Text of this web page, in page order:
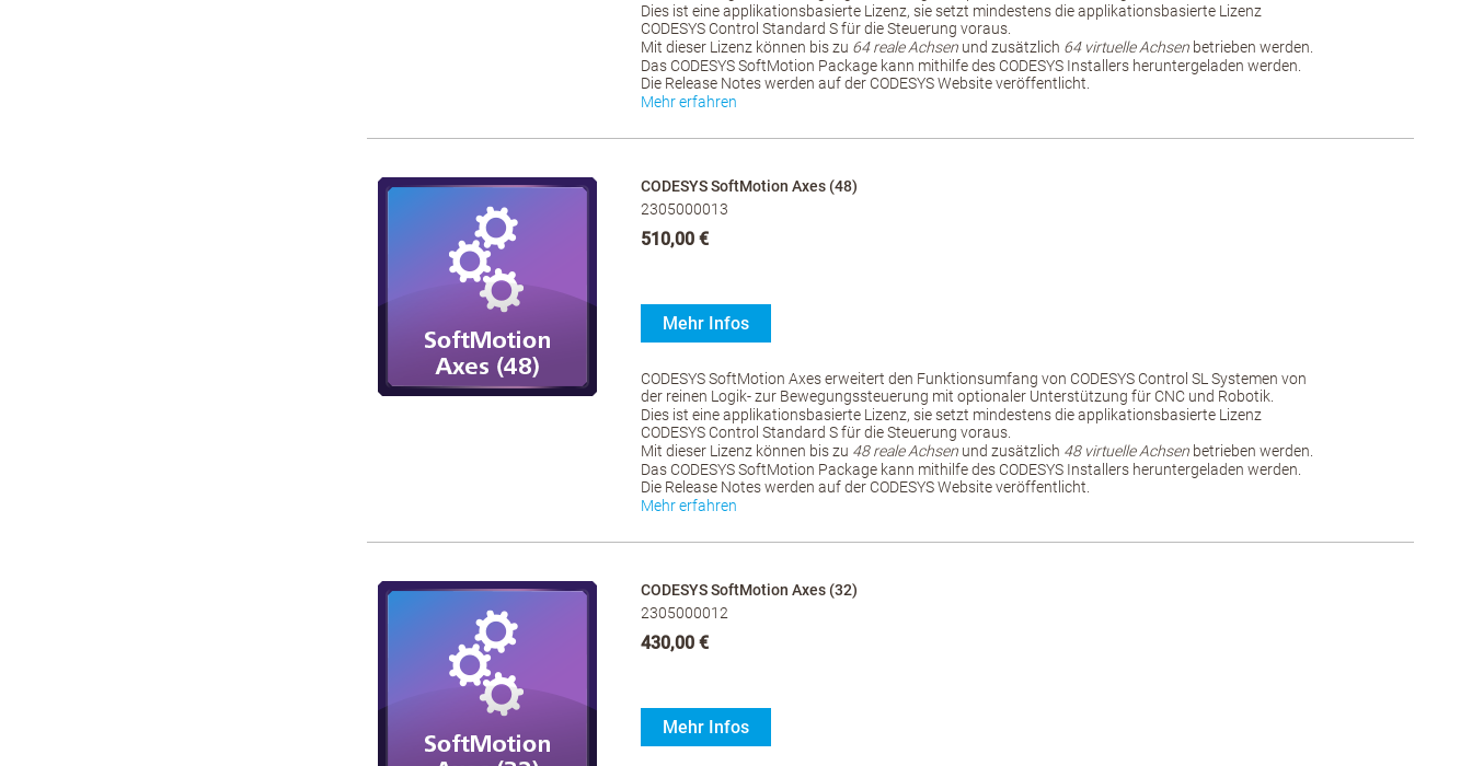
Dies ist eine applikationsbasierte Lizenz, sie setzt mindestens die applikationsbasierte Lizenz
CODESYS Control Standard S für die Steuerung voraus.
Mit dieser Lizenz können bis zu 64 reale Achsen und zusätzlich 64 virtuelle Achsen betrieben werden.
Das CODESYS SoftMotion Package kann mithilfe des CODESYS Installers heruntergeladen werden.
Die Release Notes werden auf der CODESYS Website veröffentlicht.
Mehr erfahren
CODESYS SoftMotion Axes (48)
2305000013
510,00 €
Mehr Infos
CODESYS SoftMotion Axes erweitert den Funktionsumfang von CODESYS Control SL Systemen von
der reinen Logik- zur Bewegungssteuerung mit optionaler Unterstützung für CNC und Robotik.
Dies ist eine applikationsbasierte Lizenz, sie setzt mindestens die applikationsbasierte Lizenz
CODESYS Control Standard S für die Steuerung voraus.
Mit dieser Lizenz können bis zu 48 reale Achsen und zusätzlich 48 virtuelle Achsen betrieben werden.
Das CODESYS SoftMotion Package kann mithilfe des CODESYS Installers heruntergeladen werden.
Die Release Notes werden auf der CODESYS Website veröffentlicht.
Mehr erfahren
CODESYS SoftMotion Axes (32)
2305000012
430,00 €
Mehr Infos